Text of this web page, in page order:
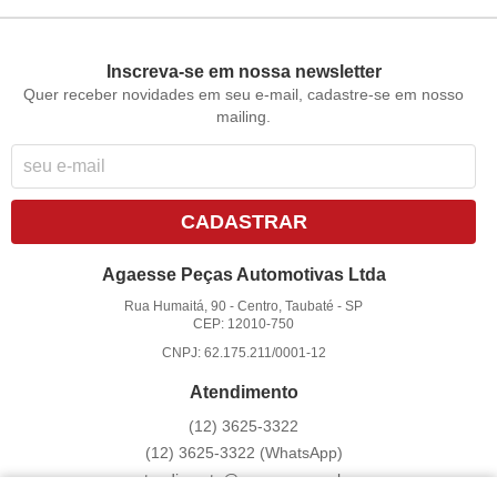
Inscreva-se em nossa newsletter
Quer receber novidades em seu e-mail, cadastre-se em nosso
mailing.
CADASTRAR
Agaesse Peças Automotivas Ltda
Rua Humaitá, 90 -Centro, Taubaté -SP
CEP: 12010-750
CNPJ: 62.175.211/0001-12
Atendimento
(12) 3625-3322
(12) 3625-3322 (WhatsApp)
atendimento@agaesse.com.br